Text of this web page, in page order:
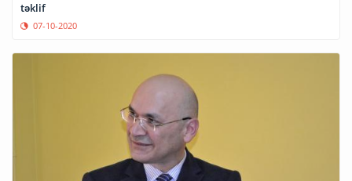
təklif
07-10-2020